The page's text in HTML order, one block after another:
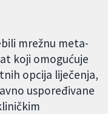
mrežnu meta-
koji omogućuje
opcija liječenja,
uspoređivane